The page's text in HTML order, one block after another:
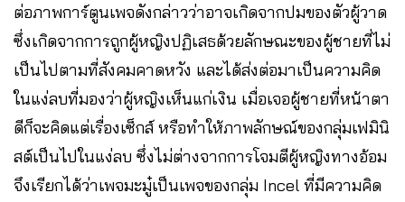
ต่อภาพการ์ตูนเพจดังกล่าวว่าอาจเกิดจากปมของตัวผู้วาด
ซึ่งเกิดจากการถูกผู้หญิงปฏิเสธด้วยลักษณะของผู้ชายที่ไม่
เป็นไปตามที่สังคมคาดหวัง และได้ส่งต่อมาเป็นความคิด
ในแง่ลบที่มองว่าผู้หญิงเห็นแก่เงิน เมื่อเจอผู้ชายที่หน้าตา
ดีก็จะคิดแต่เรื่องเซ็กส์ หรือทำให้ภาพลักษณ์ของกลุ่มเฟมินิ
สต์เป็นไปในแง่ลบ ซึ่งไม่ต่างจากการโจมตีผู้หญิงทางอ้อม
จึงเรียกได้ว่าเพจมะมู๋เป็นเพจของกลุ่ม Incel ที่มีความคิด